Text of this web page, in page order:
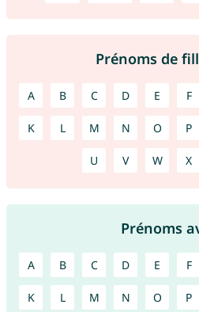
Prénoms de
A B C D E F
K L M N O P
U V W X
Prénoms
A B C D E F
K L M N O P